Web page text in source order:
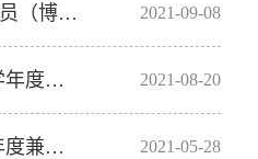
关于组织2021年辅导员（博士）补充招聘考核工作的通知 2021-09-08
关于选聘2021-2022学年度兼职辅导员的通知 2021-08-20
关于开展2020-2021年度兼职辅导员考核及评优工作的通知 2021-05-28